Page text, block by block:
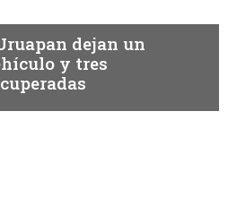
dejan un
y tres